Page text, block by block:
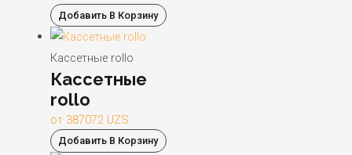
Добавить В Корзину
Кассетные rollo
Кассетные
rollo
от 387072 UZS
Добавить В Корзину